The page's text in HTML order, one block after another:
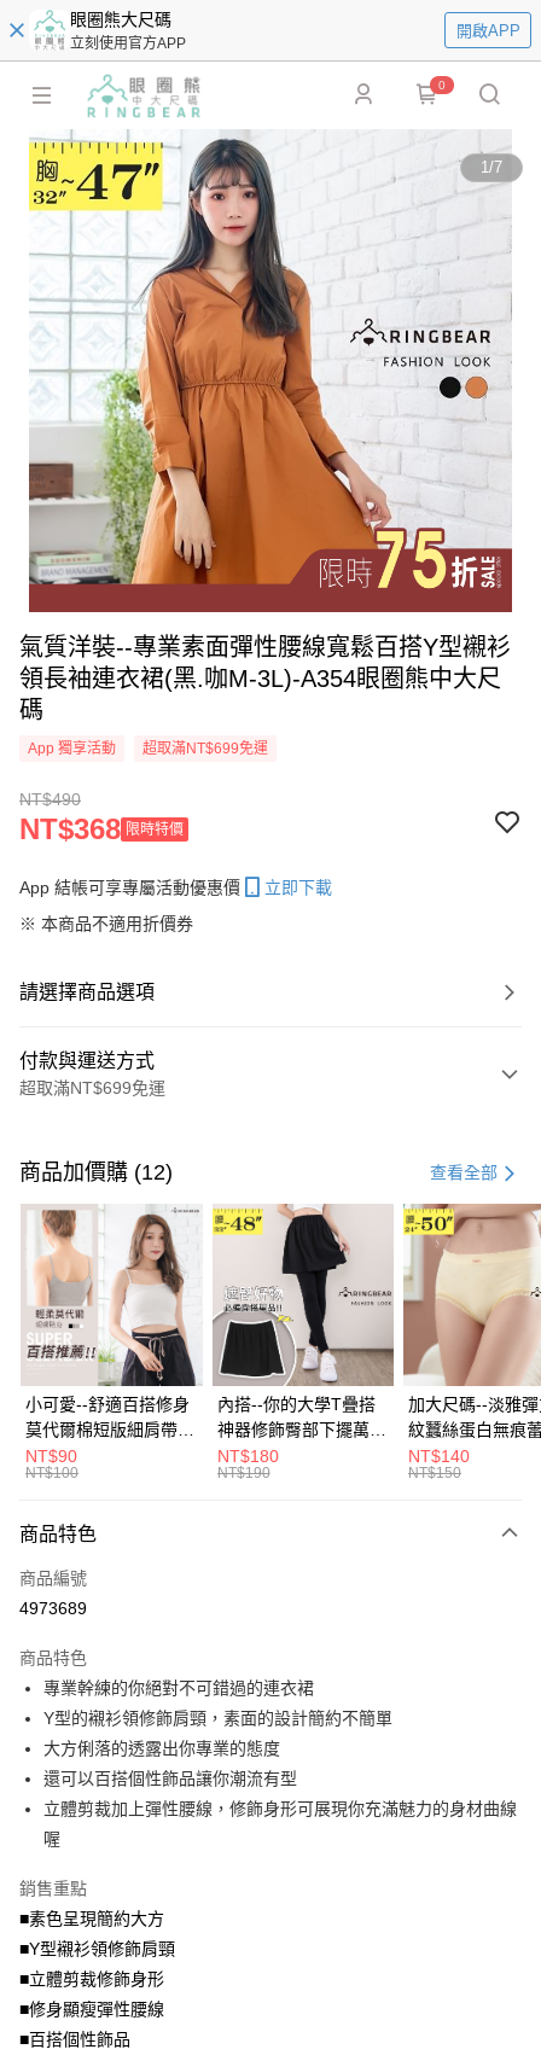
眼圈熊大尺碼
立刻使用官方APP
開啟APP
0
1/7
氣質洋裝--專業素面彈性腰線寬鬆百搭Y型襯衫
領長袖連衣裙(黑.咖M-3L)-A354眼圈熊中大尺
碼
App 獨享活動 超取滿NT$699免運
NT$490
NT$368 限時特價
App 結帳可享專屬活動優惠價
立即下載
※ 本商品不適用折價券
請選擇商品選項
付款與運送方式
超取滿NT$699免運
信用卡一次付款
超商取貨付款
LINE Pay
Apple Pay
街口支付
悠遊付
Google Pay
全盈+PAY
大哥付你分期
【大哥付你分期使用說明】
1.本服務由台灣大哥大提供，台灣大哥大用戶可立即使用無須另外申請。
流程，驗證手機門號後，選擇欲分期的期數、繳款截止日，確認付款後即完
成交易。
3.實際核准額度、可分期數及費用金額請依後續交易確認頁面所載為準。
4.訂單成立30分鐘內，如未前往確認交易或遇審核未通過，訂單將自動取
法說明評估內容。
【繳款方式說明】
1.分期款項不併入電信帳單，「大哥付你分期」於每月結算日後寄送繳費提
醒簡訊。
2.透過簡訊連結打開帳單後，可選擇「超商條碼／台灣大直營門市／銀行轉
【注意事項】
1.本服務係由「台灣大哥大股份有限公司」（以下簡稱本公司）所提供，讓
用戶於交易時，得透過本服務購買商品或服務，並由商店將買賣／分期付款
買賣價金債權讓與本公司後，依約使用本公司帳單繳交帳款。
資料（包含姓名、電話或地址）提供予台灣大哥大進項蒐集、處理及利用，
由本公司與您本人進行分期帳單所需資料之確認、核對及更正。
AFTEE先享後付
【關於「AFTEE先享後付」】
AFTEE先享後付是「在收到商品之後才付款」的支付方式。 讓您購物簡單
便利好安心！
１．簡單：不需註冊會員、不需綁卡、不需儲值。
２．便利：只要手機號碼，簡訊認證，即可結帳。
３．安心：先確認商品／服務後，再付款。
【「AFTEE先享後付」結帳流程】
１．於結帳方式選擇「AFTEE先享後付」後，將跳轉至「AFTEE先享後付」
３．收到繳費通知簡訊後14天內，點擊此簡訊中的連結，可透過四大超商／
ATM／網路銀行／等多元方式進行付款，方視為交易完成。
※ 請注意：結帳手續完成當下不需立刻繳費，但若您需要取消訂單，請聯絡
購買商品的店家。未經商家同意取消之訂單仍視為有效，需透過AFTEE先享
後付繳納相關費用。
※ 交易是否成功請以「AFTEE先享後付 」之結帳頁面顯示為準，若有關於
是否繳費成功／繳費後需取消欲退款等相關疑問，請聯繫「AFTEE先享後付
客戶支援中心」
ATM付款
全家取貨付款
每筆NT$70，滿NT$699(含以上)免運費
付款後全家取貨
每筆NT$70，滿NT$699(含以上)免運費
7-11取貨付款
每筆NT$70，滿NT$799(含以上)免運費
付款後7-11取貨
每筆NT$70，滿NT$699(含以上)免運費
商品加價購 (12) 查看全部
小可愛--舒適百搭修身
莫代爾棉短版細肩帶素
色背心(白.黑.灰L-2L)-
U582眼圈熊中大尺碼
NT$90
NT$100
內搭--你的大學T疊搭
神器修飾臀部下擺萬用
內搭裙/遮臀裙(黑2L-
6L)-Q155眼圈熊中大
NT$180
NT$190
加大尺碼--淡雅
紋蠶絲蛋白無痕
角內褲(白.粉.藍.
3L)-L28眼圈熊中
NT$140
NT$150
商品特色
商品編號
4973689
商品特色
專業幹練的你絕對不可錯過的連衣裙
Y型的襯衫領修飾肩頸，素面的設計簡約不簡單
大方俐落的透露出你專業的態度
還可以百搭個性飾品讓你潮流有型
立體剪裁加上彈性腰線，修飾身形可展現你充滿魅力的身材曲線
喔
銷售重點
■素色呈現簡約大方
■Y型襯衫領修飾肩頸
■立體剪裁修飾身形
■修身顯瘦彈性腰線
■百搭個性飾品